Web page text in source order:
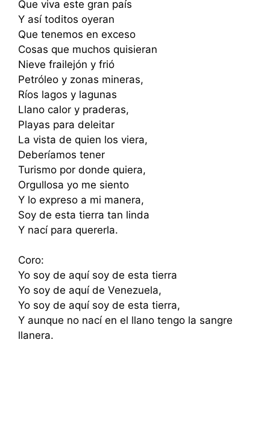
Que viva este gran país
Y así toditos oyeran
Que tenemos en exceso
Cosas que muchos quisieran
Nieve frailejón y frió
Petróleo y zonas mineras,
Ríos lagos y lagunas
Llano calor y praderas,
Playas para deleitar
La vista de quien los viera,
Deberíamos tener
Turismo por donde quiera,
Orgullosa yo me siento
Y lo expreso a mi manera,
Soy de esta tierra tan linda
Y nací para quererla.
Coro:
Yo soy de aquí soy de esta tierra
Yo soy de aquí de Venezuela,
Yo soy de aquí soy de esta tierra,
Y aunque no nací en el llano tengo la sangre
llanera.